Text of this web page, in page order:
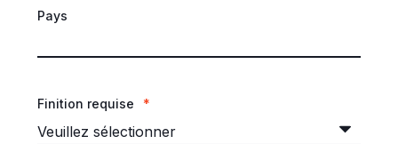
Pays
Finition requise *